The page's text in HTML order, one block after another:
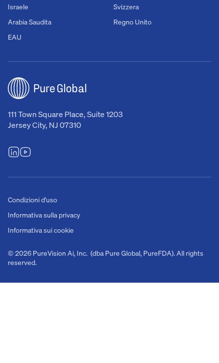
111 Town Square Place, Suite 1203
Jersey City, NJ 07310
Svizzera
Regno Unito
Israele
Arabia Saudita
EAU
© 2026 PureVision Ai, Inc. (dba Pure Global, PureFDA). All rights
reserved.
Condizioni d'uso
Informativa sulla privacy
Informativa sui cookie